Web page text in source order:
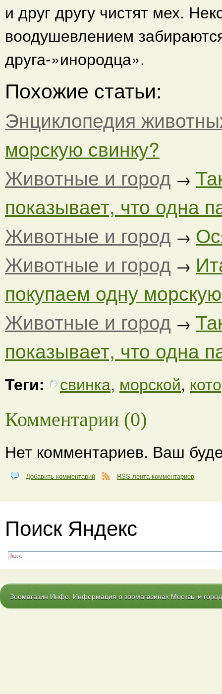
и друг другу чистят мех.
воодушевлением
друга-»инородца».
Похожие статьи:
Энциклопедия
морскую свинку?
Животные и город →
показывает, что одна
Животные и город →
Животные и город →
покупаем одну
Животные и город →
показывает, что одна
Теги: свинка, морской,
Комментарии (0)
Нет комментариев. Ваш
Добавить комментарий RSS-лента комментариев
Поиск Яндекс
Зоомагазин Инфо. Информация о зоомагазинах Москвы и